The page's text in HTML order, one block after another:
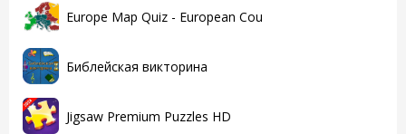
Europe Map Quiz - European Cou
Библейская викторина
Jigsaw Premium Puzzles HD